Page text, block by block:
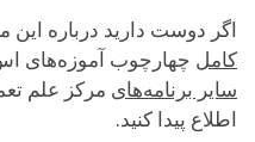
اگر دوست دارید درباره این
کامل چهارچوب آموزه‌های اس
سایر برنامه‌های مرکز علم
اطلاع پیدا کنید.